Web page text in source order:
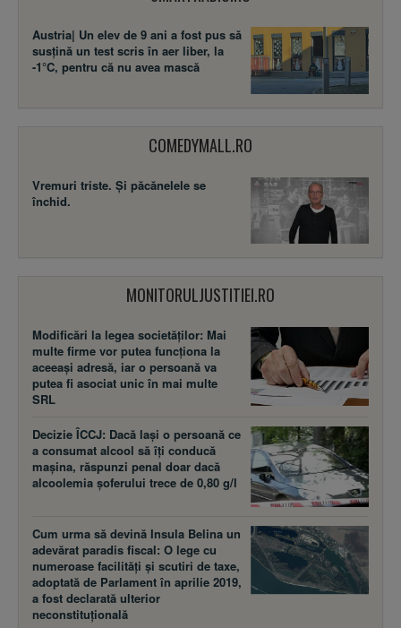
Austria| Un elev de 9 ani a fost pus să
susţină un test scris în aer liber, la
-1°C, pentru că nu avea mască
COMEDYMALL.RO
Vremuri triste. Şi păcănelele se
închid.
MONITORULJUSTITIEI.RO
Modificări la legea societăţilor: Mai
multe firme vor putea funcţiona la
aceeaşi adresă, iar o persoană va
putea fi asociat unic în mai multe
SRL
Decizie ÎCCJ: Dacă laşi o persoană ce
a consumat alcool să îţi conducă
maşina, răspunzi penal doar dacă
alcoolemia şoferului trece de 0,80 g/l
Cum urma să devină Insula Belina un
adevărat paradis fiscal: O lege cu
numeroase facilităţi şi scutiri de taxe,
adoptată de Parlament în aprilie 2019,
a fost declarată ulterior
neconstituţională